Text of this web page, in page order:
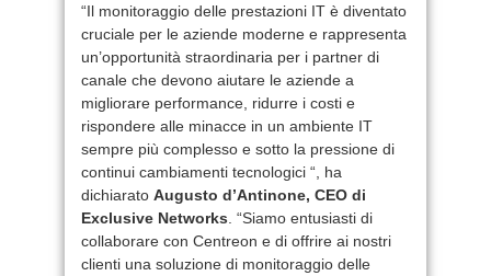
“Il monitoraggio delle prestazioni IT è diventato
cruciale per le aziende moderne e rappresenta
un’opportunità straordinaria per i partner di
canale che devono aiutare le aziende a
migliorare performance, ridurre i costi e
rispondere alle minacce in un ambiente IT
sempre più complesso e sotto la pressione di
continui cambiamenti tecnologici “, ha
dichiarato Augusto d’Antinone, CEO di
Exclusive Networks . “Siamo entusiasti di
collaborare con Centreon e di offrire ai nostri
clienti una soluzione di monitoraggio delle